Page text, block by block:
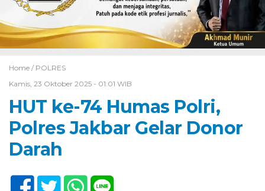
Home / POLRES
Kamis, 23 Oktober 2025 - 01:01 WIB
HUT ke-74 Humas Polri,
Polres Jakbar Gelar Donor
Darah